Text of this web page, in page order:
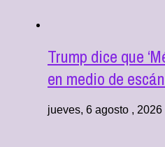
Trump dice que
en medio de
jueves, 6 agosto , 2026